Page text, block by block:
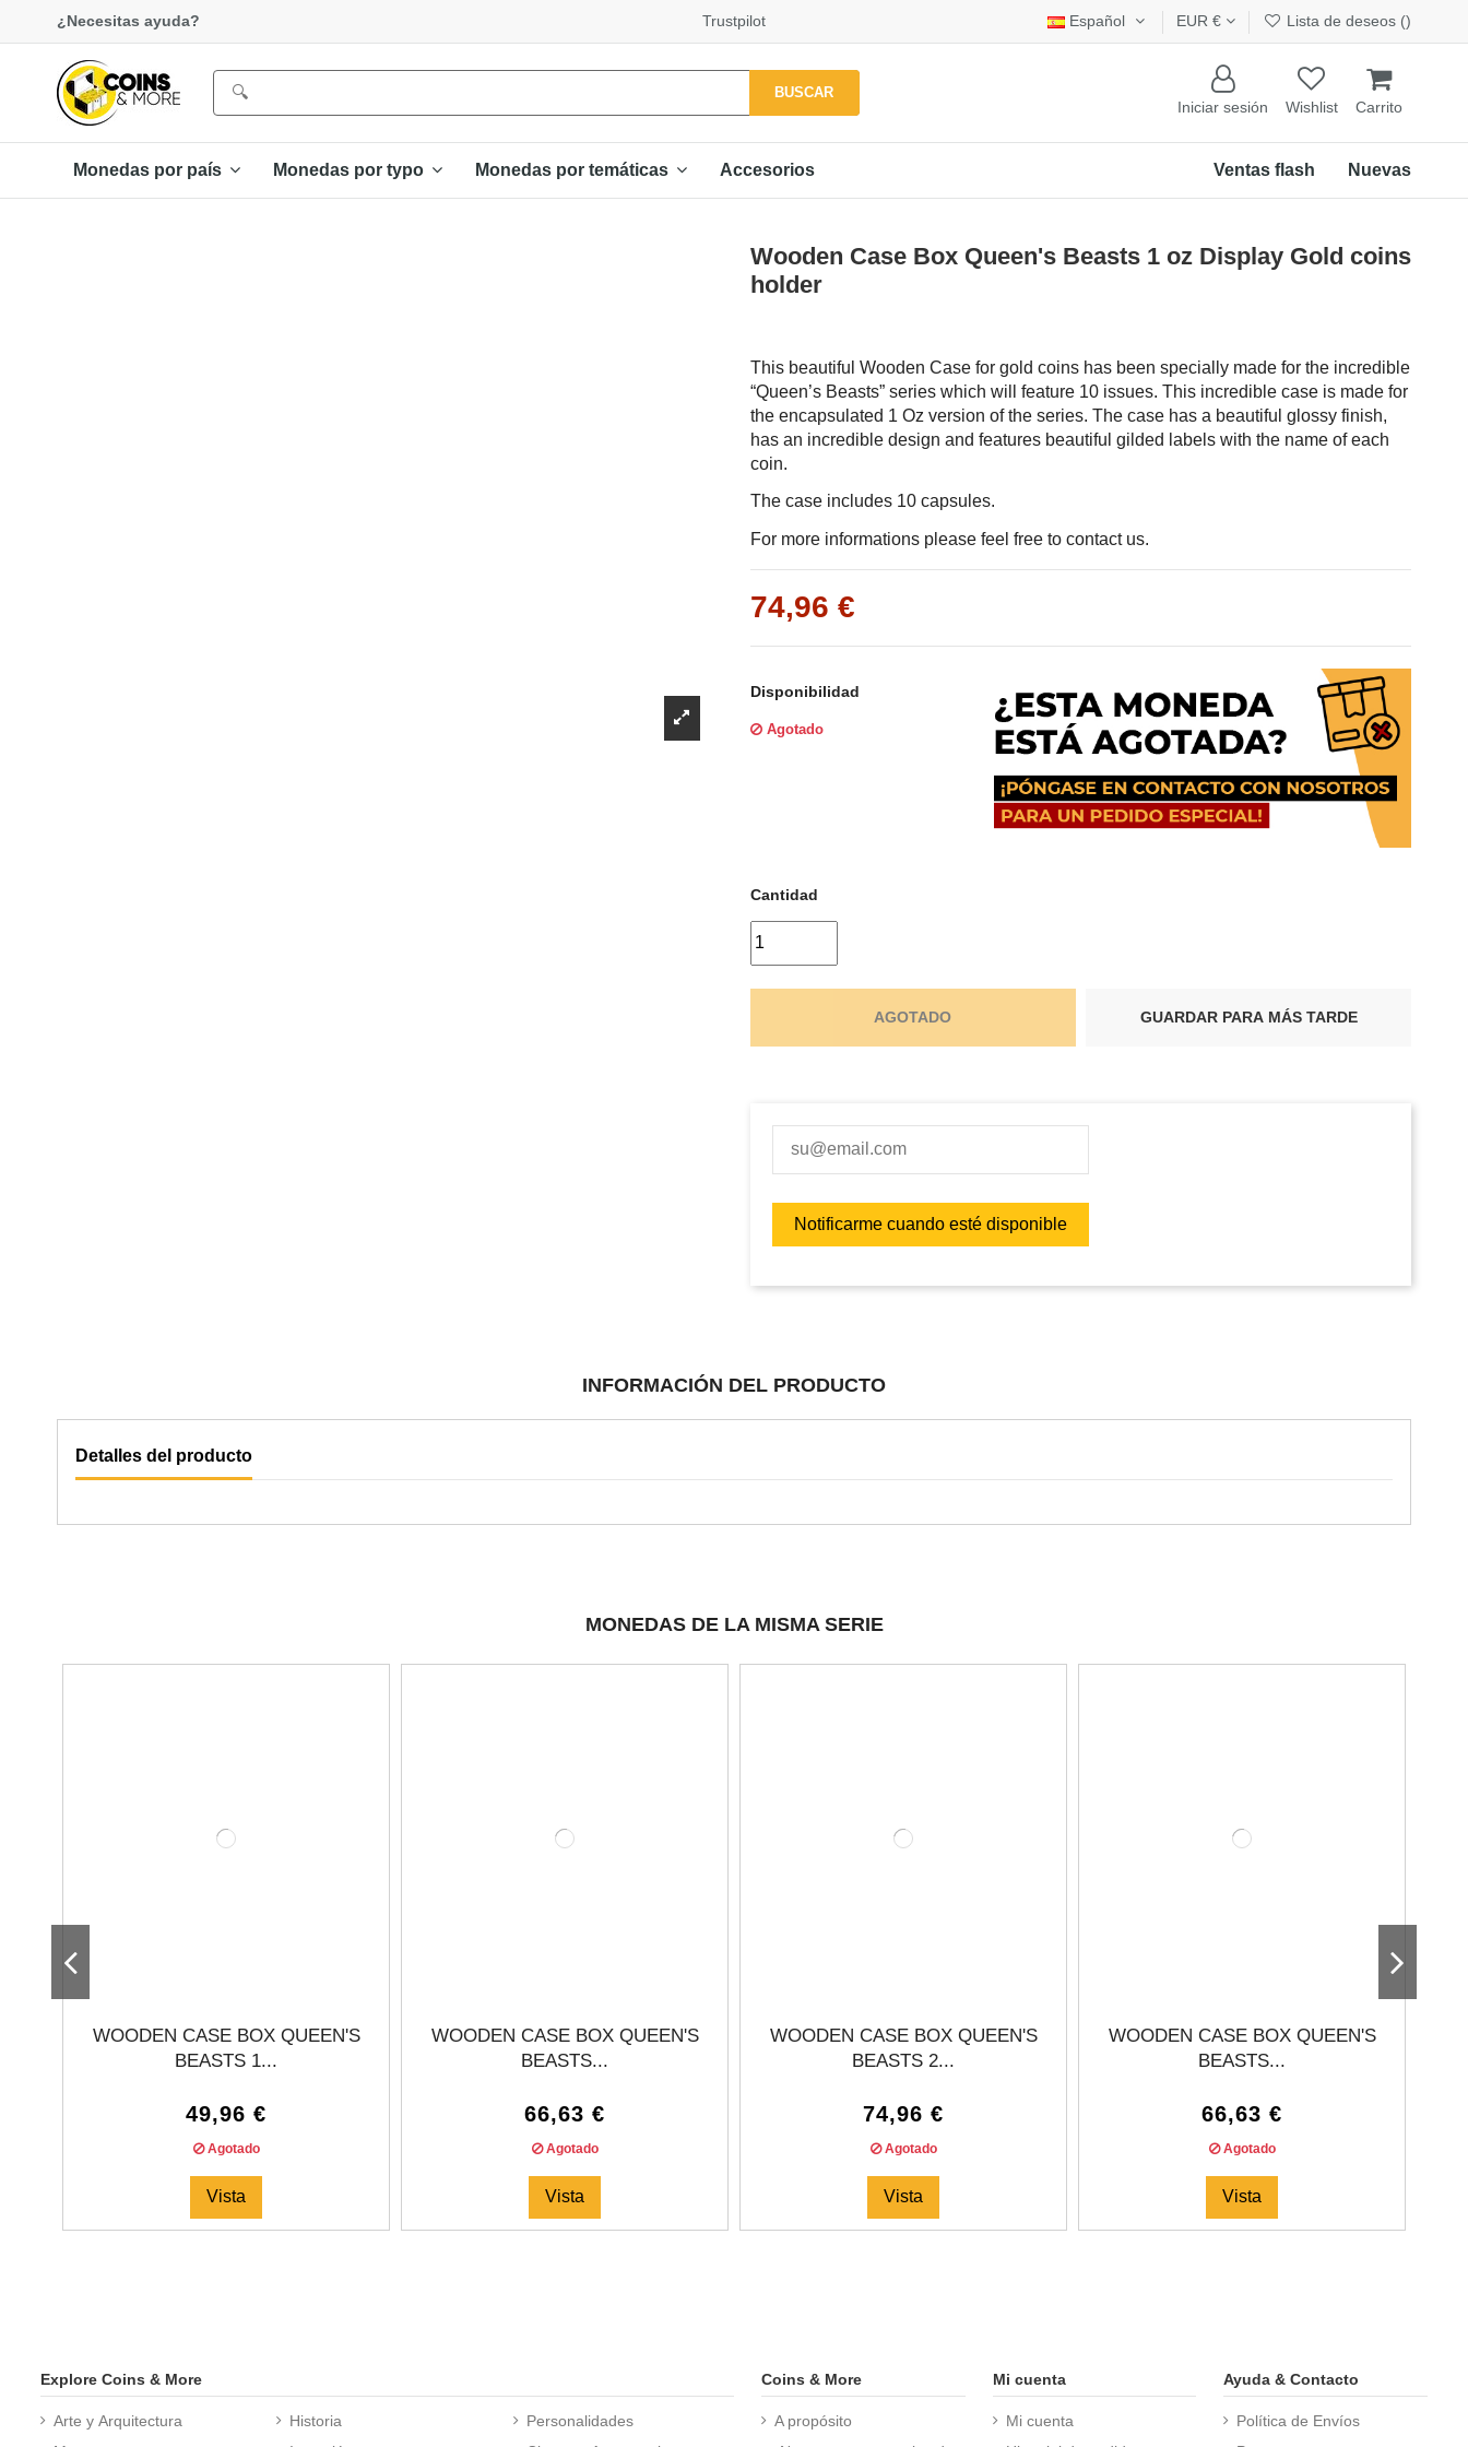
Γ
¿Necesitas ayuda? Trustpilot Español EUR € Lista de deseos ()
BUSCAR
Iniciar sesión Wishlist Carrito
Monedas por país Monedas por typo Monedas por temáticas Accesorios Nuevas
Ventas flash
Wooden Case Box Queen's Beasts 1 oz Display Gold coins
holder
This beautiful Wooden Case for gold coins has been specially made for the incredible
“Queen’s Beasts” series which will feature 10 issues. This incredible case is made for
the encapsulated 1 Oz version of the series. The case has a beautiful glossy finish,
has an incredible design and features beautiful gilded labels with the name of each
coin.
The case includes 10 capsules.
For more informations please feel free to contact us.
74,96 €
Disponibilidad
Agotado
Cantidad
AGOTADO GUARDAR PARA MÁS TARDE
INFORMACIÓN DEL PRODUCTO
Detalles del producto
MONEDAS DE LA MISMA SERIE
WOODEN CASE BOX QUEEN'S
BEASTS 1...
49,96 €
Agotado
Vista
WOODEN CASE BOX QUEEN'S
BEASTS...
66,63 €
Agotado
Vista
WOODEN CASE BOX QUEEN'S
BEASTS 2...
74,96 €
Agotado
Vista
WOODEN CASE BOX QUEEN'S
BEASTS...
66,63 €
Agotado
Vista
Explore Coins & More
Arte y Arquitectura
Historia
Personalidades
Coins & More
A propósito
Mi cuenta
Mi cuenta
Ayuda & Contacto
Política de Envíos